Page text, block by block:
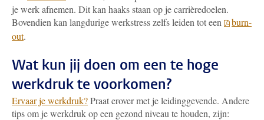
je werk afnemen. Dit kan haaks staan op je carrièredoelen.
Bovendien kan langdurige werkstress zelfs leiden tot een
burn-
out.
Wat kun jij doen om een te hoge
werkdruk te voorkomen?
Ervaar je werkdruk?Praat erover met je leidinggevende. Andere
tips om je werkdruk op een gezond niveau te houden, zijn: